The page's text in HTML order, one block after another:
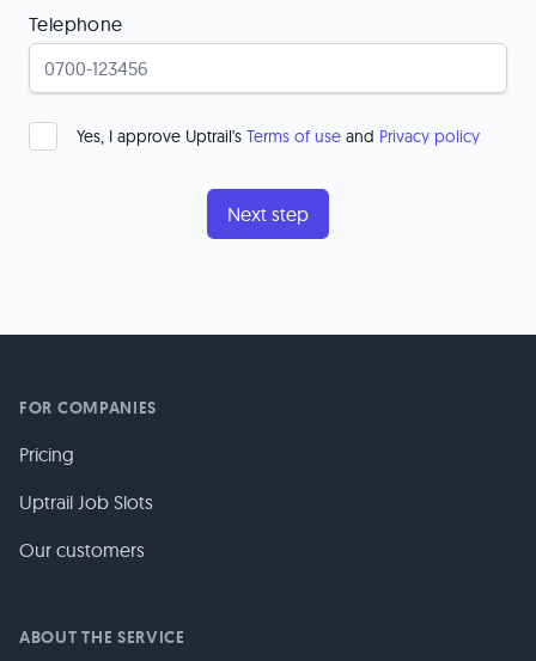
Telephone
Yes, I approve Uptrail's Terms of use and Privacy policy
FOR COMPANIES
Pricing
Uptrail Job Slots
Our customers
ABOUT THE SERVICE